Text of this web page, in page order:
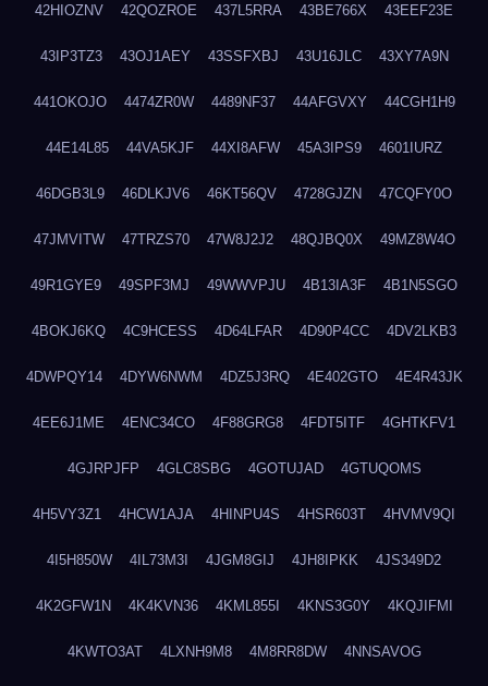
42HIOZNV 42QOZROE 437L5RRA 43BE766X 43EEF23E
43IP3TZ3 43OJ1AEY 43SSFXBJ 43U16JLC 43XY7A9N
441OKOJO 4474ZR0W 4489NF37 44AFGVXY 44CGH1H9
44E14L85 44VA5KJF 44XI8AFW 45A3IPS9 4601IURZ
46DGB3L9 46DLKJV6 46KT56QV 4728GJZN 47CQFY0O
47JMVITW 47TRZS70 47W8J2J2 48QJBQ0X 49MZ8W4O
49R1GYE9 49SPF3MJ 49WWVPJU 4B13IA3F 4B1N5SGO
4BOKJ6KQ 4C9HCESS 4D64LFAR 4D90P4CC 4DV2LKB3
4DWPQY14 4DYW6NWM 4DZ5J3RQ 4E402GTO 4E4R43JK
4EE6J1ME 4ENC34CO 4F88GRG8 4FDT5ITF 4GHTKFV1
4GJRPJFP 4GLC8SBG 4GOTUJAD 4GTUQOMS
4H5VY3Z1 4HCW1AJA 4HINPU4S 4HSR603T 4HVMV9QI
4I5H850W 4IL73M3I 4JGM8GIJ 4JH8IPKK 4JS349D2
4K2GFW1N 4K4KVN36 4KML855I 4KNS3G0Y 4KQJIFMI
4KWTO3AT 4LXNH9M8 4M8RR8DW 4NNSAVOG